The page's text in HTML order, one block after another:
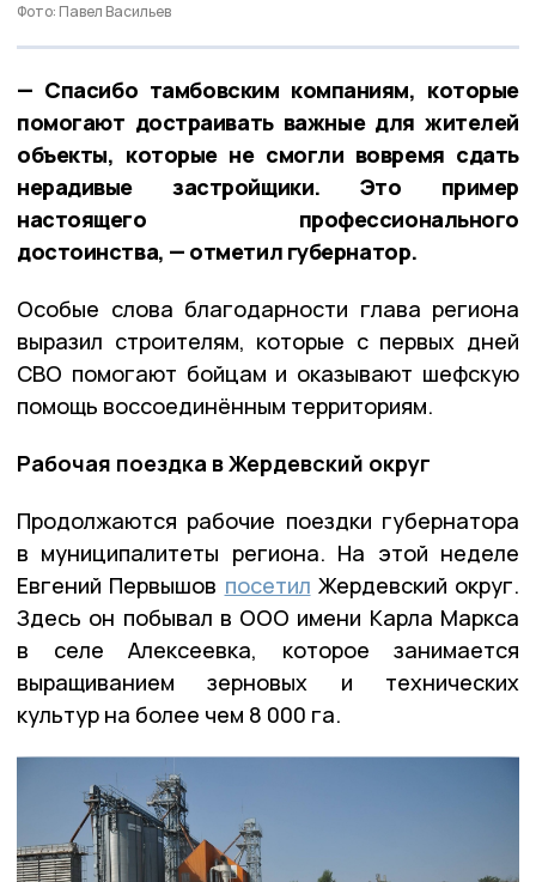
Фото: Павел Васильев
— Спасибо тамбовским компаниям, которые
помогают достраивать важные для жителей
объекты, которые не смогли вовремя сдать
нерадивые застройщики. Это пример
настоящего профессионального
достоинства, — отметил губернатор.
Особые слова благодарности глава региона
выразил строителям, которые с первых дней
СВО помогают бойцам и оказывают шефскую
помощь воссоединённым территориям.
Рабочая поездка в Жердевский округ
Продолжаются рабочие поездки губернатора
в муниципалитеты региона. На этой неделе
Евгений Первышов посетил Жердевский округ.
Здесь он побывал в ООО имени Карла Маркса
в селе Алексеевка, которое занимается
выращиванием зерновых и технических
культур на более чем 8 000 га.